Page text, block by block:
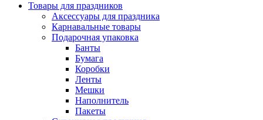
Товары для праздников
Аксессуары для праздника
Карнавальные товары
Подарочная упаковка
Банты
Бумага
Коробки
Ленты
Мешки
Наполнитель
Пакеты